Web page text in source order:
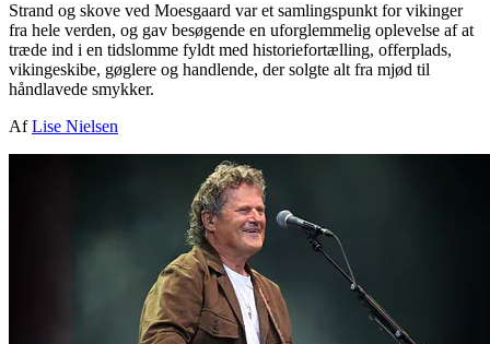
Strand og skove ved Moesgaard var et samlingspunkt for vikinger
fra hele verden, og gav besøgende en uforglemmelig oplevelse af at
træde ind i en tidslomme fyldt med historiefortælling, offerplads,
vikingeskibe, gøglere og handlende, der solgte alt fra mjød til
håndlavede smykker.
AfLise Nielsen